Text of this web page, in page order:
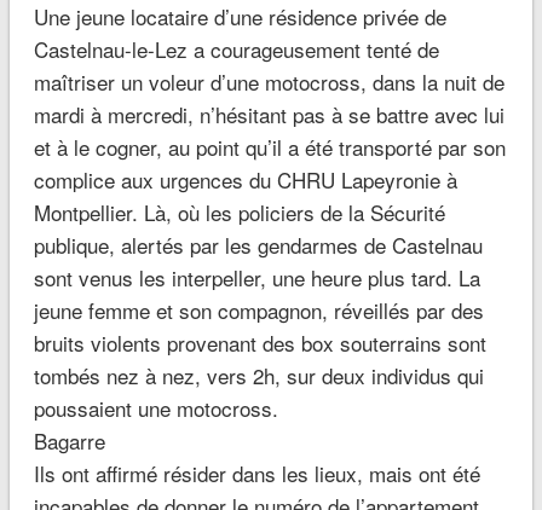
Une jeune locataire d’une résidence privée de
Castelnau-le-Lez a courageusement tenté de
maîtriser un voleur d’une motocross, dans la nuit de
mardi à mercredi, n’hésitant pas à se battre avec lui
et à le cogner, au point qu’il a été transporté par son
complice aux urgences du CHRU Lapeyronie à
Montpellier. Là, où les policiers de la Sécurité
publique, alertés par les gendarmes de Castelnau
sont venus les interpeller, une heure plus tard. La
jeune femme et son compagnon, réveillés par des
bruits violents provenant des box souterrains sont
tombés nez à nez, vers 2h, sur deux individus qui
poussaient une motocross.
Bagarre
Ils ont affirmé résider dans les lieux, mais ont été